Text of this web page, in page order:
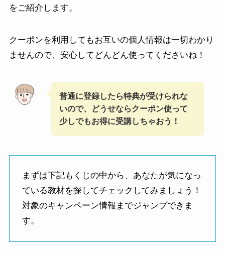
をご紹介します。
クーポンを利用してもお互いの個人情報は一切わかり
ませんので、安心してどんどん使ってくださいね！
普通に登録したら特典が受けられな
いので、どうせならクーポン使って
少しでもお得に受講しちゃおう！
まずは下記もくじの中から、あなたが気になっ
ている教材を探してチェックしてみましょう！
対象のキャンペーン情報までジャンプできま
す。